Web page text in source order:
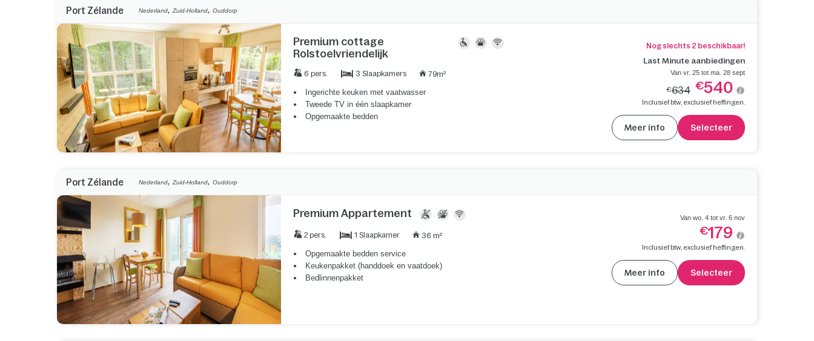
Port Zélande Nederland,Zuid-Holland,Ouddorp
Premium cottage
Rolstoelvriendelijk
6 pers. 3 Slaapkamers 79m²
Ingerichte keuken met vaatwasser
Tweede TV in één slaapkamer
Opgemaakte bedden
Nog slechts 2 beschikbaar!
Last Minute aanbiedingen
Van vr. 25 tot ma. 28 sept
€634 €540
Inclusief btw, exclusief heffingen.
Meer info Selecteer
Port Zélande Nederland,Zuid-Holland,Ouddorp
Premium Appartement
2 pers. 1 Slaapkamer 36 m²
Opgemaakte bedden service
Keukenpakket (handdoek en vaatdoek)
Bedlinnenpakket
Van wo. 4 tot vr. 6 nov
€179
Inclusief btw, exclusief heffingen.
Meer info Selecteer